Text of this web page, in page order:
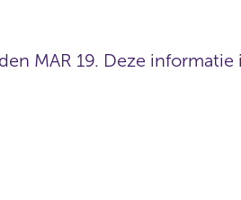
MAR 19. Deze